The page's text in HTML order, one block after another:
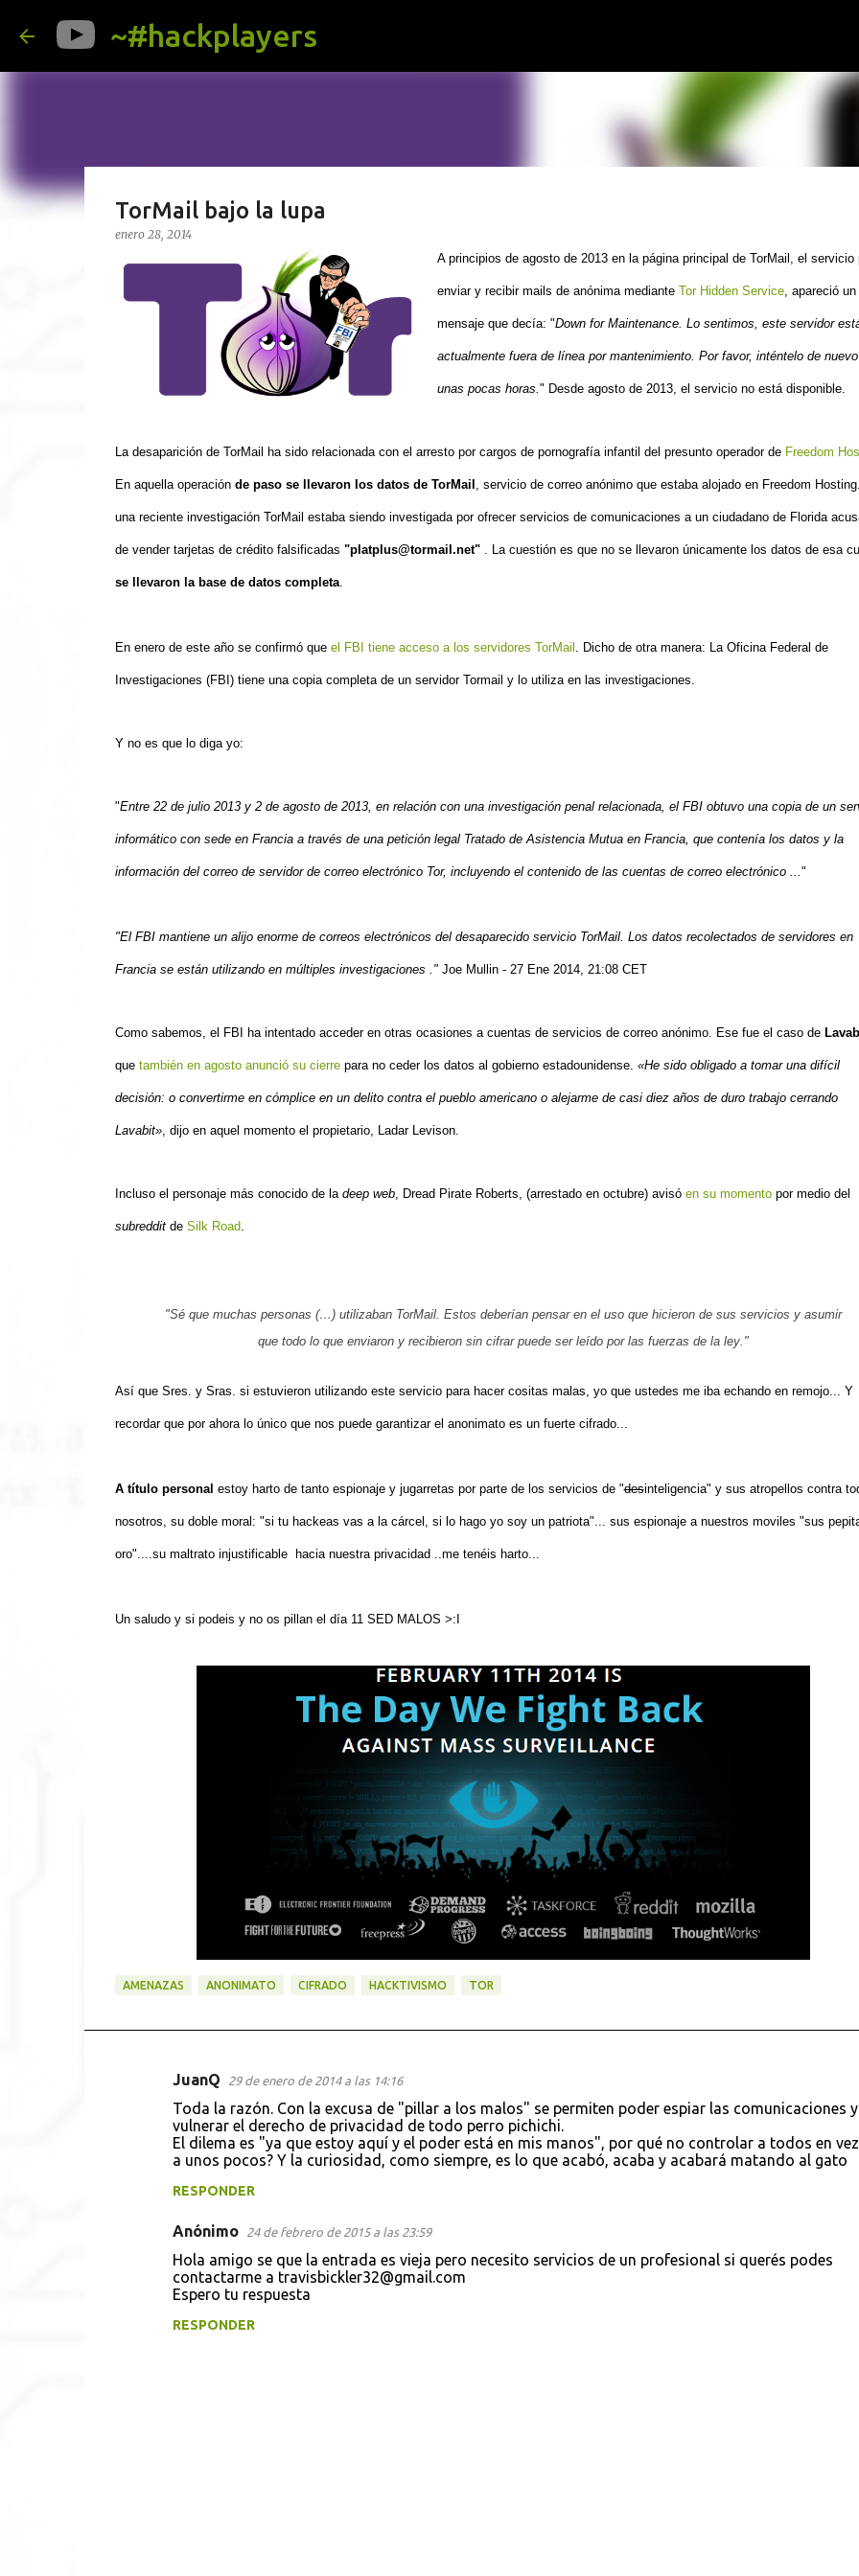
~#hackplayers
TorMail bajo la lupa
enero 28, 2014
A principios de agosto de 2013 en la página principal de TorMail, el servicio
enviar y recibir mails de anónima mediante TorHidden Service, apareció un
mensaje que decía: "Down for Maintenance. Lo sentimos, este servidor
actualmente fuera de línea por mantenimiento. Por favor, inténtelo de nuevo
unas pocas horas." Desde agosto de 2013, el servicio no está disponible.
La desaparición de TorMail ha sido relacionada con el arresto por cargos de pornografía infantil del presunto operador de Freedom
En aquella operación de paso se llevaron los datos de TorMail , servicio de correo anónimo que estaba alojado en Freedom
una reciente investigación TorMail estaba siendo investigada por ofrecer servicios de comunicaciones a un ciudadano de Florida
de vender tarjetas de crédito falsificadas "platplus@tormail.net". La cuestión es que no se llevaron únicamente los datos de esa
se llevaron la base de datos completa.
En enero de este año se confirmó que el FBI tiene acceso a los servidores TorMail . Dicho de otra manera: La Oficina Federal de
Investigaciones (FBI) tiene una copia completa de un servidor Tormail y lo utiliza en las investigaciones.
Y no es que lo diga yo:
"Entre 22 de julio 2013 y 2 de agosto de 2013, en relación con una investigación penal relacionada, el FBI obtuvo una copia de un
informático con sede en Francia a través de una petición legal Tratado de Asistencia Mutua en Francia, que contenía los datos y la
información del correo de servidor de correo electrónico Tor, incluyendo el contenido de las cuentas de correo electrónico ..."
"El FBI mantiene un alijo enorme de correos electrónicos del desaparecido servicio TorMail. Los datos recolectados de servidores en
Francia se están utilizando en múltiples investigaciones ." Joe Mullin - 27 Ene 2014, 21:08 CET
Como sabemos, el FBI ha intentado acceder en otras ocasiones a cuentas de servicios de correo anónimo. Ese fue el caso de
que también en agosto anunció su cierrepara no ceder los datos al gobierno estadounidense. «He sido obligado a tomar una difícil
decisión: o convertirme en cómplice en un delito contra el pueblo americano o alejarme de casi diez años de duro trabajo cerrando
Lavabit», dijo en aquel momento el propietario, Ladar Levison.
Incluso el personaje más conocido de la deep web, Dread Pirate Roberts, (arrestado en octubre) avisó en su momentopor medio del
subredditde Silk Road.
"Sé que muchas personas (…) utilizaban TorMail. Estos deberían pensar en el uso que hicieron de sus servicios y asumir
que todo lo que enviaron y recibieron sin cifrar puede ser leído por las fuerzas de la ley."
Así que Sres. y Sras. si estuvieron utilizando este servicio para hacer cositas malas, yo que ustedes me iba echando en remojo... Y
recordar que por ahora lo único que nos puede garantizar el anonimato es un fuerte cifrado...
A título personal estoy harto de tanto espionaje y jugarretas por parte de los servicios de "desinteligencia" y sus atropellos contra
nosotros, su doble moral: "si tu hackeas vas a la cárcel, si lo hago yo soy un patriota"... sus espionaje a nuestros moviles "sus
oro"....su maltrato injustificable hacia nuestra privacidad ..me tenéis harto...
Un saludo y si podeis y no os pillan el día 11 SED MALOS >:I
AMENAZAS ANONIMATO CIFRADO HACKTIVISMO TOR
JuanQ 29 de enero de 2014 a las 14:16
Toda la razón. Con la excusa de "pillar a los malos" se permiten poder espiar las comunicaciones y
vulnerar el derecho de privacidad de todo perro pichichi.
El dilema es "ya que estoy aquí y el poder está en mis manos", por qué no controlar a todos en
a unos pocos? Y la curiosidad, como siempre, es lo que acabó, acaba y acabará matando al gato
RESPONDER
Anónimo 24 de febrero de 2015 a las 23:59
Hola amigo se que la entrada es vieja pero necesito servicios de un profesional si querés podes
contactarme a travisbickler32@gmail.com
Espero tu respuesta
RESPONDER